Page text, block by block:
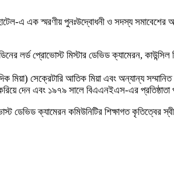
এ এক স্মরণীয় পুনঃউদ্বোধনী ও সদস্য সমাবেশের
লর্ড প্রোভোস্ট মিস্টার ডেভিড ক্যামেরন,
সেক্রেটারি আতিক মিয়া এবং অন্যান্য
দেন এবং ১৯৭৯ সালে বিএএনইএস-এর প্রতিষ্ঠাতা
ক্যামেরন কমিউনিটির শিক্ষাগত কৃতিত্বের